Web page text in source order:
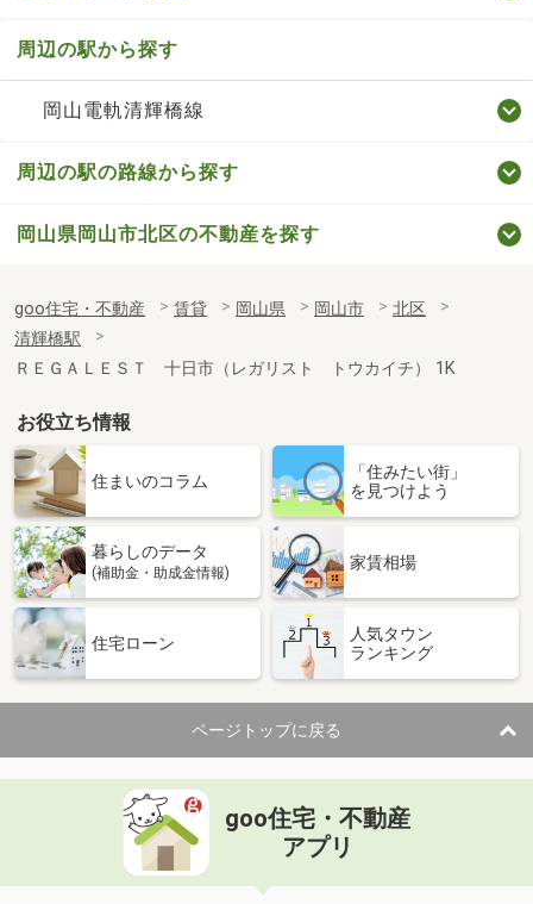
周辺の駅から探す
岡山電軌清輝橋線
周辺の駅の路線から探す
岡山県岡山市北区の不動産を探す
goo住宅・不動産 賃貸 岡山県 岡山市
北区
清輝橋駅
ＲＥＧＡＬＥＳＴ 十日市（レガリスト トウカイチ） 1K
お役立ち情報
住まいのコラム
「住みたい街」
を見つけよう
暮らしのデータ
(補助金・助成金情報)
家賃相場
住宅ローン
人気タウン
ランキング
ページトップに戻る
goo住宅・不動産
アプリ